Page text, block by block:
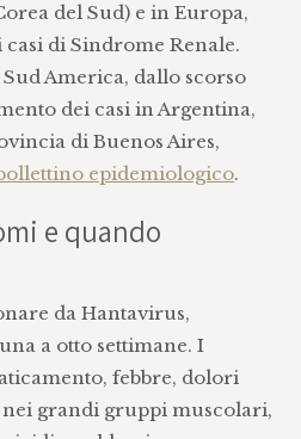
del Sud) e in Europa,
di Sindrome Renale.
America, dallo scorso
dei casi in Argentina,
di Buenos Aires,
epidemiologico.
e quando
da Hantavirus,
a otto settimane. I
febbre, dolori
grandi gruppi muscolari,